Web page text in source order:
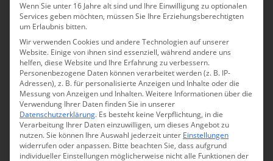
ORBETELLO
Wenn Sie unter 16 Jahre alt sind und Ihre Einwilligung zu optionalen
Services geben möchten, müssen Sie Ihre Erziehungsberechtigten
um Erlaubnis bitten.
Wir verwenden Cookies und andere Technologien auf unserer
Website. Einige von ihnen sind essenziell, während andere uns
helfen, diese Website und Ihre Erfahrung zu verbessern.
Personenbezogene Daten können verarbeitet werden (z. B. IP-
Adressen), z. B. für personalisierte Anzeigen und Inhalte oder die
Messung von Anzeigen und Inhalten.Weitere Informationen über die
Verwendung Ihrer Daten finden Sie in unserer
Datenschutzerklärung. Es besteht keine Verpflichtung, in die
Verarbeitung Ihrer Daten einzuwilligen, um dieses Angebot zu
nutzen.Sie können Ihre Auswahl jederzeit unter Einstellungen
widerrufen oder anpassen. Bitte beachten Sie, dass aufgrund
individueller Einstellungen möglicherweise nicht alle Funktionen der